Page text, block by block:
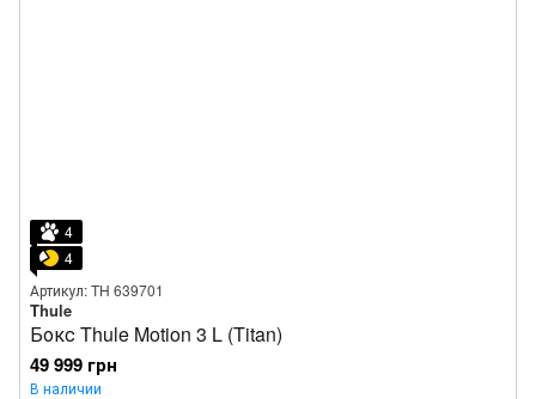
4
4
Артикул: TH 639701
Thule
Бокс Thule Motion 3 L (Titan)
49 999 грн
В наличии